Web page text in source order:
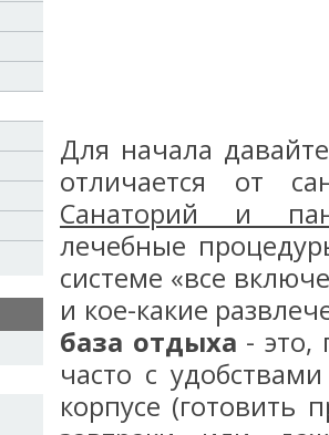
Для начала
отличается от
Санаторий и
лечебные
системе «все
и кое-какие
база отдыха - это,
часто с
корпусе (готовить